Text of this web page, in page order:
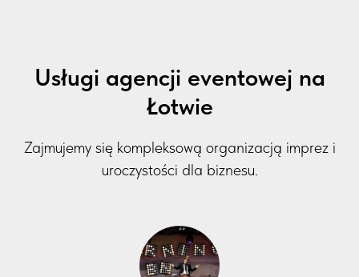
Usługi agencji eventowej na
Łotwie
Zajmujemy się kompleksową organizacją imprez i
uroczystości dla biznesu.